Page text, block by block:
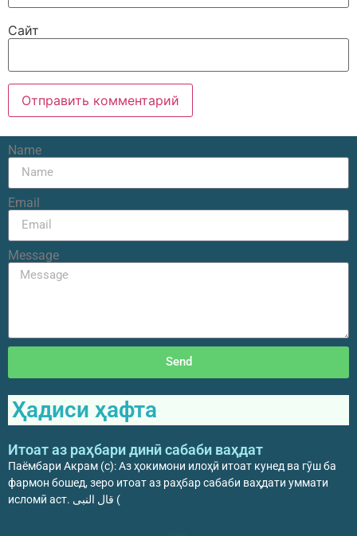
Сайт
Name
Email
Message
Send
Ҳадиси ҳафта
Итоат аз раҳбари динӣ сабаби ваҳдат
Паёмбари Акрам (с): Аз ҳокимони илоҳӣ итоат кунед ва гӯш ба
фармон бошед, зеро итоат аз раҳбар сабаби ваҳдати уммати
исломӣ аст. قال النبی (